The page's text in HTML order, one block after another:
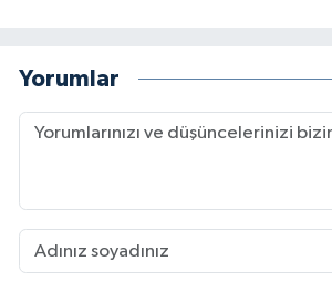
Yorumlar